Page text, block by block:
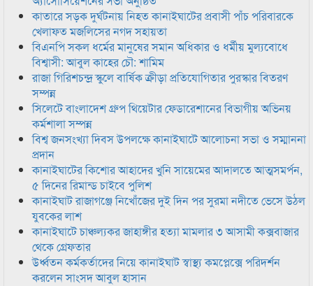
কাতারে সড়ক দুর্ঘটনায় নিহত কানাইঘাটের প্রবাসী পাঁচ পরিবারকে
খেলাফত মজলিসের নগদ সহায়তা
বিএনপি সকল ধর্মের মানুষের সমান অধিকার ও ধর্মীয় মুল্যবোধে
বিশ্বাসী: আবুল কাহের চৌ: শামিম
রাজা গিরিশচন্দ্র স্কুলে বার্ষিক ক্রীড়া প্রতিযোগিতার পুরস্কার বিতরণ
সম্পন্ন
সিলেটে বাংলাদেশ গ্রুপ থিয়েটার ফেডারেশানের বিভাগীয় অভিনয়
কর্মশালা সম্পন্ন
বিশ্ব জনসংখ্যা দিবস উপলক্ষে কানাইঘাটে আলোচনা সভা ও সম্মাননা
প্রদান
কানাইঘাটের কিশোর আহাদের খুনি সায়েমের আদালতে আত্মসমর্পন,
৫ দিনের রিমান্ড চাইবে পুলিশ
কানাইঘাট রাজাগঞ্জে নিখোঁজের দুই দিন পর সুরমা নদীতে ভেসে উঠল
যুবকের লাশ
কানাইঘাটে চাঞ্চল্যকর জাহাঙ্গীর হত্যা মামলার ৩ আসামী কক্সবাজার
থেকে গ্রেফতার
উর্ধ্বতন কর্মকর্তাদের নিয়ে কানাইঘাট স্বাস্থ্য কমপ্লেক্সে পরিদর্শন
করলেন সাংসদ আবুল হাসান